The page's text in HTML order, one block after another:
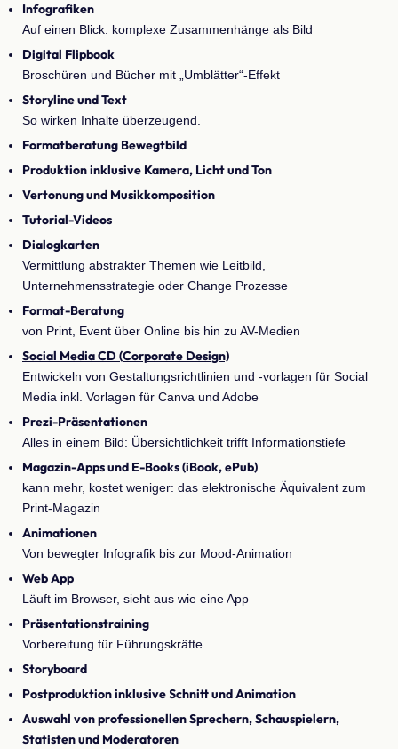
Infografiken
Auf einen Blick: komplexe Zusammenhänge als Bild
Digital Flipbook
Broschüren und Bücher mit „Umblätter“-Effekt
Storyline und Text
So wirken Inhalte überzeugend.
Formatberatung Bewegtbild
Produktion inklusive Kamera, Licht und Ton
Vertonung und Musikkomposition
Tutorial-Videos
Dialogkarten
Vermittlung abstrakter Themen wie Leitbild,
Unternehmensstrategie oder Change Prozesse
Format-Beratung
von Print, Event über Online bis hin zu AV-Medien
Social Media CD (Corporate Design)
Entwickeln von Gestaltungsrichtlinien und -vorlagen für Social
Media inkl. Vorlagen für Canva und Adobe
Prezi-Präsentationen
Alles in einem Bild: Übersichtlichkeit trifft Informationstiefe
Magazin-Apps und E-Books (iBook, ePub)
kann mehr, kostet weniger: das elektronische Äquivalent zum
Print-Magazin
Animationen
Von bewegter Infografik bis zur Mood-Animation
Web App
Läuft im Browser, sieht aus wie eine App
Präsentationstraining
Vorbereitung für Führungskräfte
Storyboard
Postproduktion inklusive Schnitt und Animation
Auswahl von professionellen Sprechern, Schauspielern,
Statisten und Moderatoren